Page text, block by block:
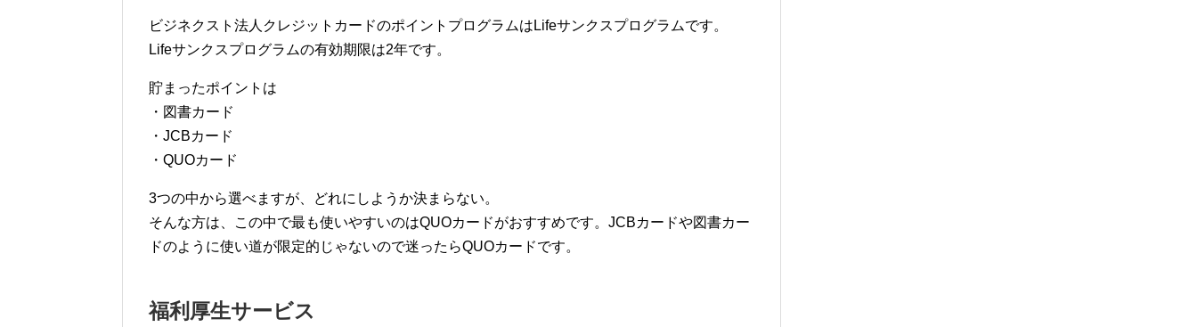
ビジネクスト法人クレジットカードのポイントプログラムはLifeサンクスプログラムです。
Lifeサンクスプログラムの有効期限は2年です。
貯まったポイントは
・図書カード
・JCBカード
・QUOカード
3つの中から選べますが、どれにしようか決まらない。
そんな方は、この中で最も使いやすいのはQUOカードがおすすめです。JCBカードや図書カー
ドのように使い道が限定的じゃないので迷ったらQUOカードです。
福利厚生サービス